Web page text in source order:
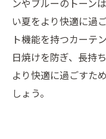
ンやブルーのトーン
い夏をより快適に過
ト機能を持つカーテ
日焼けを防ぎ、長持
より快適に過ごすた
しょう。